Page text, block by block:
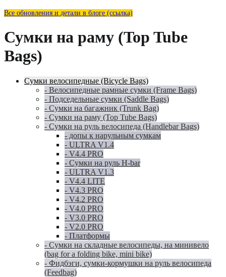
Все обновления и детали в блоге (ссылка)
Сумки на раму (Top Tube
Bags)
Сумки велосипедные (Bicycle Bags)
- Велосипедные рамные сумки (Frame Bags)
- Подседельные сумки (Saddle Bags)
- Сумки на багажник (Trunk Bag)
- Сумки на раму (Top Tube Bags)
- Сумки на руль велосипеда (Handlebar Bags)
- допы к нарульным сумкам
- ULTRA V1.4
- V4.4 PRO
- Сумки на руль H-bar
- ULTRA V1.3
- V4.4 LITE
- V4.3 PRO
- V4.2 PRO
- V4.0 PRO
- V3.0 PRO
- V2.0 PRO
- Платформы
- Сумки на складные велосипеды, на минивело
(bag for a folding bike, mini bike)
- Фидбэги, сумки-кормушки на руль велосипеда
(Feedbag)